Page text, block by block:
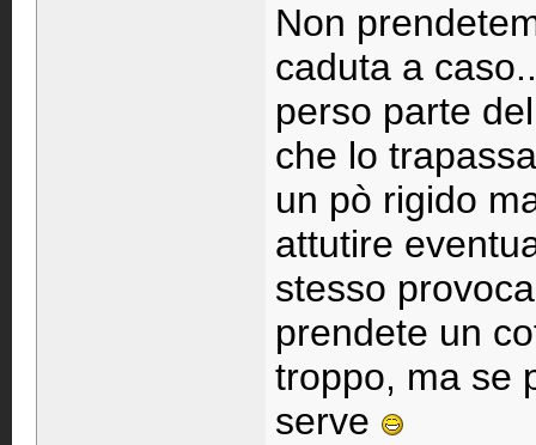
Non
caduta a
perso parte
che lo
un pò rigido
attutire
stesso
prendete un
troppo, ma se
serve